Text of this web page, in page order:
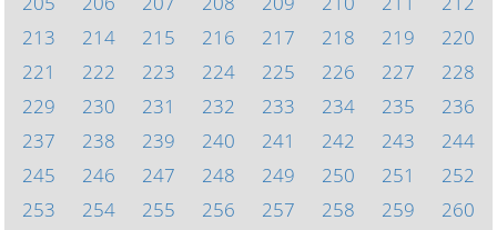
213
214 215 216 217 218 219
220
221
222 223 224 225 226 227
228
229
230 231 232 233 234 235
236
237
238 239 240 241 242 243
244
245
246 247 248 249 250 251
252
253
254 255 256 257 258 259
260